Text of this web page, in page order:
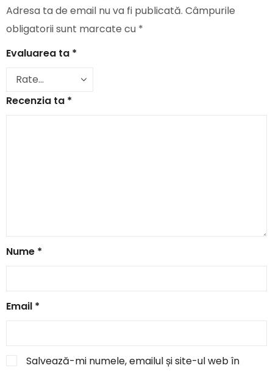
Adresa ta de email nu va fi publicată. Câmpurile
obligatorii sunt marcate cu *
Evaluarea ta *
Recenzia ta *
Nume *
Email *
Salvează-mi numele, emailul și site-ul web în